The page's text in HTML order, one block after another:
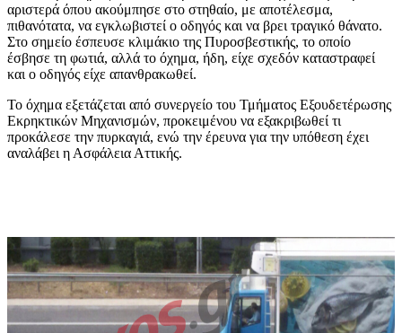
αριστερά όπου ακούμπησε στο στηθαίο, με αποτέλεσμα,
πιθανότατα, να εγκλωβιστεί ο οδηγός και να βρει τραγικό θάνατο.
Στο σημείο έσπευσε κλιμάκιο της Πυροσβεστικής, το οποίο
έσβησε τη φωτιά, αλλά το όχημα, ήδη, είχε σχεδόν καταστραφεί
και ο οδηγός είχε απανθρακωθεί.
Το όχημα εξετάζεται από συνεργείο του Τμήματος Εξουδετέρωσης
Εκρηκτικών Μηχανισμών, προκειμένου να εξακριβωθεί τι
προκάλεσε την πυρκαγιά, ενώ την έρευνα για την υπόθεση έχει
αναλάβει η Ασφάλεια Αττικής.